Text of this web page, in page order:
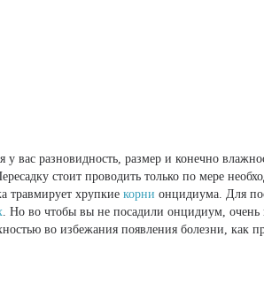
у вас разновидность, размер и конечно
стоит проводить только по мере
травмирует хрупкие корни онцидиума. Для
. Но во чтобы вы не посадили онцидиум, очень
во избежания появления болезни, как